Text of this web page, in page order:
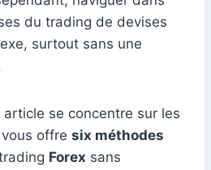
g
er
du trading de devises
surtout sans une
se concentre sur les
offre six méthodes
Forex sans